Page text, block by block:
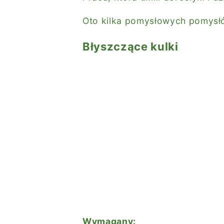
Oto kilka pomysłowych
Błyszczące kulki
Wymagany: